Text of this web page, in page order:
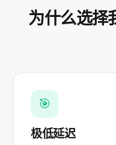
为什么选择
🎯
极低延迟